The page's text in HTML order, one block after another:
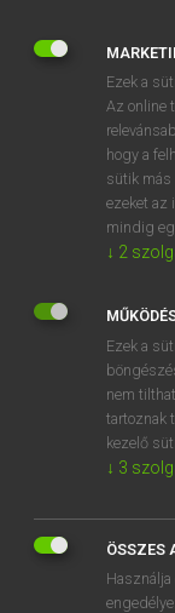
sokadmagával
sokaság
sokasodik
sokatmondó
Ezek a
Az online
hogy a
sütik más
ezeket az
mindig
↓ 2
Ezek a
nem
tartoznak
kezelő
↓ 3
ÖSSZES